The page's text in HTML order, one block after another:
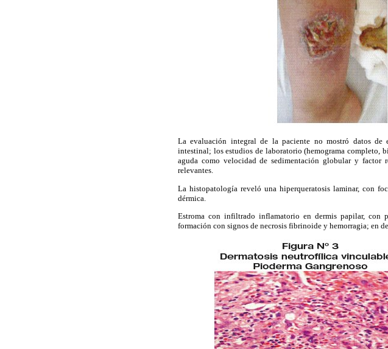
La evaluación integral de la paciente no mostró datos de
intestinal; los estudios de laboratorio (hemograma completo,
aguda como velocidad de sedimentación globular y factor
relevantes.
La histopatología reveló una hiperqueratosis laminar, con
dérmica.
Estroma con infiltrado inflamatorio en dermis papilar, con
formación con signos de necrosis fibrinoide y hemorragia; en